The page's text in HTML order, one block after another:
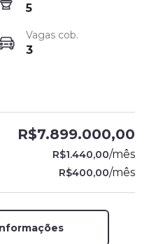
5
Vagas cob.
3
R$7.899.000,00
R$1.440,00/mês
R$400,00/mês